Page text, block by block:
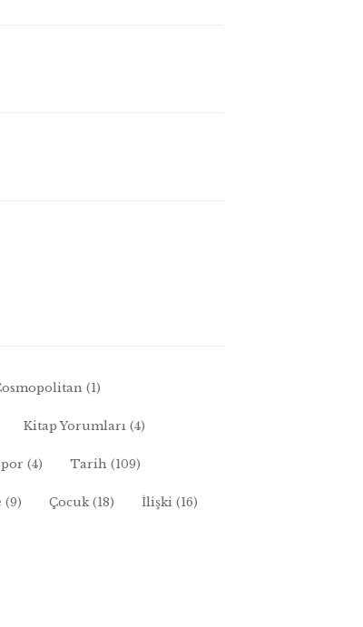
(1)
Kitap Yorumları (4)
(4) Tarih (109)
(9) Çocuk(18) İlişki (16)